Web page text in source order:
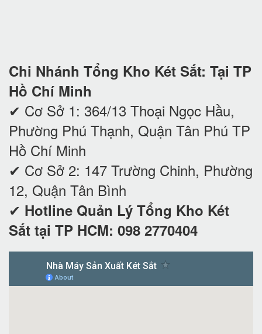
Chi Nhánh Tổng Kho Két Sắt: Tại TP
Hồ Chí Minh
✔ Cơ Sở 1: 364/13 Thoại Ngọc Hầu,
Phường Phú Thạnh, Quận Tân Phú TP
Hồ Chí Minh
✔ Cơ Sở 2: 147 Trường Chinh, Phường
12, Quận Tân Bình
✔ Hotline Quản Lý Tổng Kho Két
Sắt tại TP HCM: 098 2770404